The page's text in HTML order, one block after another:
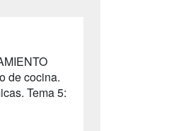
de cocina.
Tema 5: